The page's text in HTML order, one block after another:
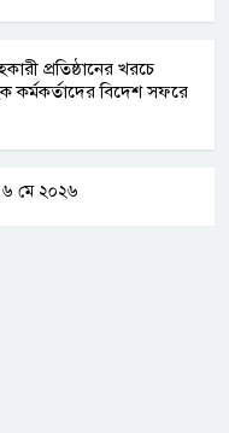
প্রতিষ্ঠানের খরচে
কর্মকর্তাদের বিদেশ সফরে
৬ মে ২০২৬